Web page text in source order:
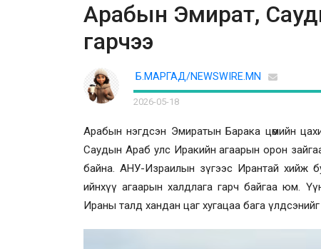
Арабын Эмират,
гарчээ
Б.МАРГАД/NEWSWIRE.MN
2026-05-18
Арабын нэгдсэн Эмиратын Барака цөмийн
Саудын Араб улс Иракийн агаарын орон
байна. АНУ-Израилын зүгээс Ирантай хийж
ийнхүү агаарын халдлага гарч байгаа юм.
Ираны талд хандан цаг хугацаа бага